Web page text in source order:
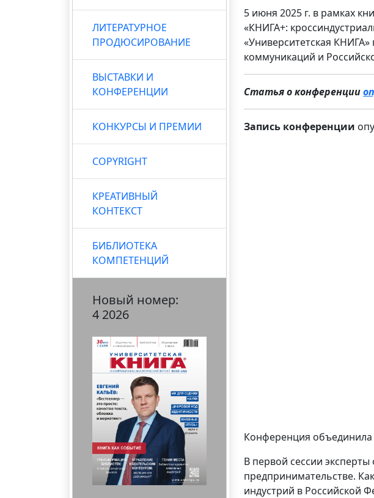
ЛИТЕРАТУРНОЕ
ПРОДЮСИРОВАНИЕ
ВЫСТАВКИ И
КОНФЕРЕНЦИИ
КОНКУРСЫ И ПРЕМИИ
COPYRIGHT
КРЕАТИВНЫЙ
КОНТЕКСТ
БИБЛИОТЕКА
КОМПЕТЕНЦИЙ
Новый номер:
4 2026
5 июня 2025 г. в рамках
«КНИГА+:
«Университетская
коммуникаций и
Статья о конференции
Запись конференции
Конференция объединила
В первой сессии
предпринимательстве.
индустрий в Российской